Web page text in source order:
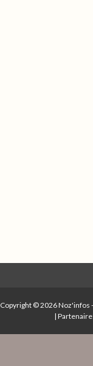
Copyright © 2026Noz'infos
|